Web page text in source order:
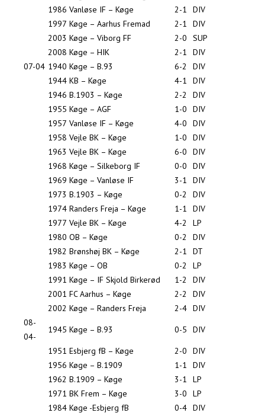
1986 Vanløse IF – Køge 2-1
DIV
1997 Køge – Aarhus Fremad 2-1
DIV
2003 Køge – Viborg FF 2-0
SUP
2008 Køge – HIK 2-1
DIV
07-04 1940 Køge – B.93 6-2
DIV
1944 KB – Køge 4-1
DIV
1946 B.1903 – Køge 2-2
DIV
1955 Køge – AGF 1-0
DIV
1957 Vanløse IF – Køge 4-0
DIV
1958 Vejle BK – Køge 1-0
DIV
1963 Vejle BK – Køge 6-0
DIV
1968 Køge – Silkeborg IF 0-0
DIV
1969 Køge – Vanløse IF 3-1
DIV
1973 B.1903 – Køge 0-2
DIV
1974 Randers Freja – Køge 1-1
DIV
1977 Vejle BK – Køge 4-2
LP
1980 OB – Køge 0-2
DIV
1982 Brønshøj BK – Køge 2-1
DT
1983 Køge – OB 0-2
LP
1991 Køge – IF Skjold Birkerød 1-2
DIV
2001 FC Aarhus – Køge 2-2
DIV
2002 Køge – Randers Freja 2-4 DIV
08-
04-
1945 Køge – B.93 0-5
DIV
1951 Esbjerg fB – Køge 2-0
DIV
1956 Køge – B.1909 1-1
DIV
1962 B.1909 – Køge 3-1
LP
1971 BK Frem – Køge 3-0
LP
1984 Køge -Esbjerg fB 0-4 DIV